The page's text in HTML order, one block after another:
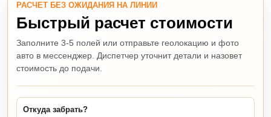
РАСЧЕТ БЕЗ ОЖИДАНИЯ НА ЛИНИИ
Быстрый расчет стоимости
Заполните 3-5 полей или отправьте геолокацию и фото
авто в мессенджер. Диспетчер уточнит детали и назовет
стоимость до подачи.
Откуда забрать?